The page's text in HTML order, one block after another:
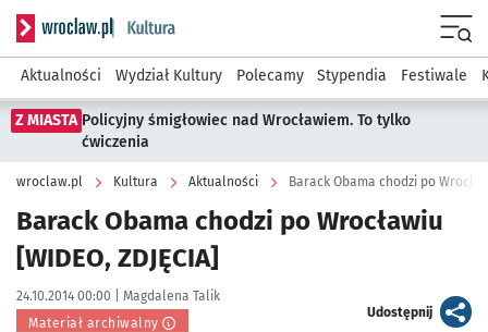
Serwis informacyjny wroclaw.pl podserwis: Kultura
Aktualności Wydział Kultury Polecamy Stypendia Festiwale
Z MIASTA Policyjny śmigłowiec nad Wrocławiem. To tylko
ćwiczenia
wroclaw.pl Kultura Aktualności Barack Obama chodzi po
Barack Obama chodzi po Wrocławiu
[WIDEO, ZDJĘCIA]
Data publikacji:
24.10.2014 00:00 | Autor:
Magdalena Talik
Materiał archiwalny
Udostępnijartykuł